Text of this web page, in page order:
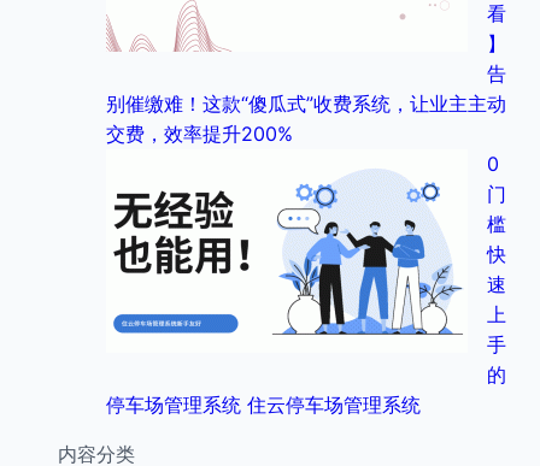
看
】
告
别催缴难！这款“傻瓜式”收费系统，让业主主动
交费，效率提升200%
0
门
槛
快
速
上
手
的
停车场管理系统 住云停车场管理系统
内容分类